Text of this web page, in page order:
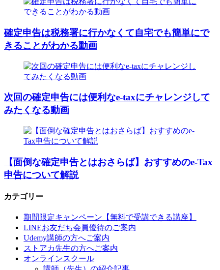
確定申告は税務署に行かなくて自宅でも簡単にで
きることがわかる動画
次回の確定申告には便利なe-taxにチャレンジして
みたくなる動画
【面倒な確定申告とはおさらば】おすすめのe-Tax
申告について解説
カテゴリー
期間限定キャンペーン【無料で受講できる講座】
LINEお友だち会員優待のご案内
Udemy講師の方へご案内
ストアカ先生の方へご案内
オンラインスクール